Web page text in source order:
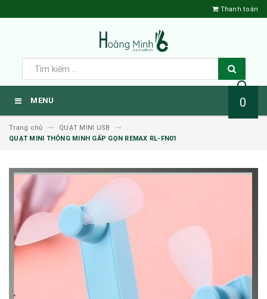
Thanh toán
MENU 0
Trang chủ
QUẠT MINI USB
QUẠT MINI THÔNG MINH GẤP GỌN REMAX RL-FN01